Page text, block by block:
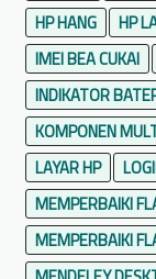
HP HANG
HP
IMEI BEA CUKAI
INDIKATOR
KOMPONEN
LAYAR HP
MEMPERBAIKI
MEMPERBAIKI